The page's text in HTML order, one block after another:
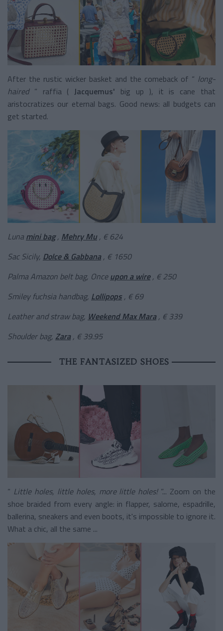
After the rustic wicker basket and the comeback of “ long-
haired ” raffia ( Jacquemus' big up ), it is cane that
aristocratizes our eternal bags. Good news: all budgets can
get started.
Luna mini bag , Mehry Mu , € 624
Sac Sicily, Dolce & Gabbana , € 1650
Palma Amazon belt bag, Once upon a wire , € 250
Smiley fuchsia handbag, Lollipops , € 69
Leather and straw bag, Weekend Max Mara , € 339
Shoulder bag, Zara , € 39.95
THE FANTASIZED SHOES
“ Little holes, little holes, more little holes! ”... Zoom on the
shoe braided from every angle: in flapper, salome, espadrille,
ballerina, sneakers and even boots, it's impossible to ignore it.
What a chic, all the same ...